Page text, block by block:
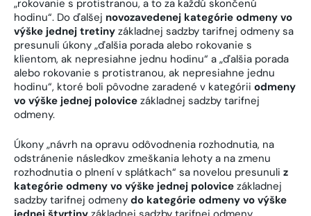
„rokovanie s protistranou, a to za každú skončenú
hodinu“. Do ďalšej novozavedenej kategórie odmeny vo
výške jednej tretiny základnej sadzby tarifnej odmeny sa
presunuli úkony „ďalšia porada alebo rokovanie s
klientom, ak nepresiahne jednu hodinu“ a „ďalšia porada
alebo rokovanie s protistranou, ak nepresiahne jednu
hodinu“, ktoré boli pôvodne zaradené v kategórii odmeny
vo výške jednej polovice základnej sadzby tarifnej
odmeny.
Úkony „návrh na opravu odôvodnenia rozhodnutia, na
odstránenie následkov zmeškania lehoty a na zmenu
rozhodnutia o plnení v splátkach“ sa novelou presunuli z
kategórie odmeny vo výške jednej polovice základnej
sadzby tarifnej odmeny do kategórie odmeny vo výške